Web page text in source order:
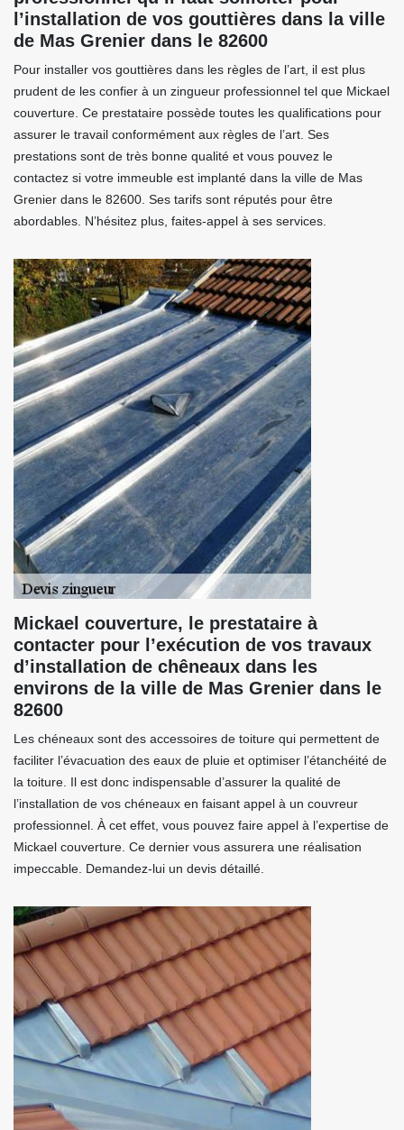
l’installation de vos gouttières dans la ville
de Mas Grenier dans le 82600
Pour installer vos gouttières dans les règles de l’art, il est plus
prudent de les confier à un zingueur professionnel tel que Mickael
couverture. Ce prestataire possède toutes les qualifications pour
assurer le travail conformément aux règles de l’art. Ses
prestations sont de très bonne qualité et vous pouvez le
contactez si votre immeuble est implanté dans la ville de Mas
Grenier dans le 82600. Ses tarifs sont réputés pour être
abordables. N’hésitez plus, faites-appel à ses services.
Mickael couverture, le prestataire à
contacter pour l’exécution de vos travaux
d’installation de chêneaux dans les
environs de la ville de Mas Grenier dans le
82600
Les chéneaux sont des accessoires de toiture qui permettent de
faciliter l’évacuation des eaux de pluie et optimiser l’étanchéité de
la toiture. Il est donc indispensable d’assurer la qualité de
l’installation de vos chéneaux en faisant appel à un couvreur
professionnel. À cet effet, vous pouvez faire appel à l’expertise de
Mickael couverture. Ce dernier vous assurera une réalisation
impeccable. Demandez-lui un devis détaillé.